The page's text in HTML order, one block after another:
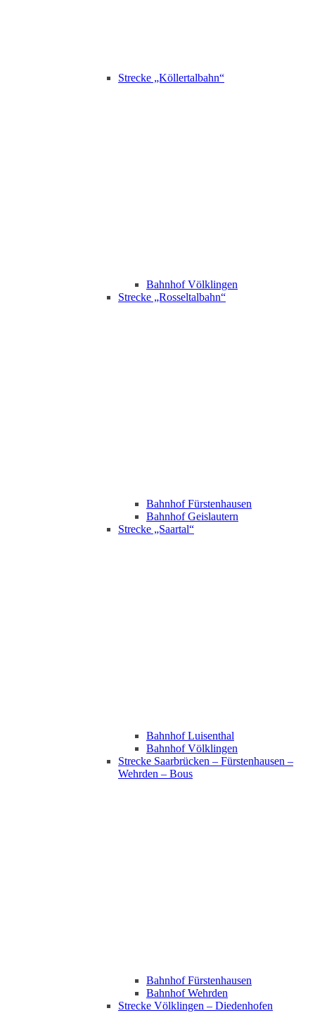
Strecke „Köllertalbahn“
Bahnhof Völklingen
Strecke „Rosseltalbahn“
Bahnhof Fürstenhausen
Bahnhof Geislautern
Strecke „Saartal“
Bahnhof Luisenthal
Bahnhof Völklingen
Strecke Saarbrücken – Fürstenhausen –
Wehrden – Bous
Bahnhof Fürstenhausen
Bahnhof Wehrden
Strecke Völklingen – Diedenhofen